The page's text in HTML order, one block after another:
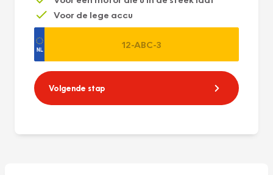
Voor de lege accu
Volgende stap